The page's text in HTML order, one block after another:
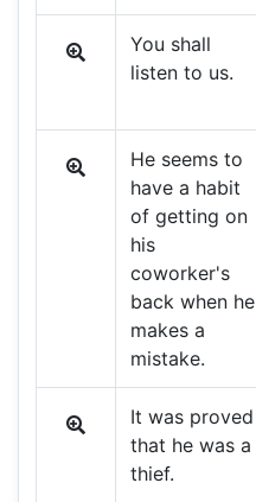
You shall
listen to us.
He seems to
have a habit
of getting on
his
coworker's
back when he
makes a
mistake.
It was proved
that he was a
thief.